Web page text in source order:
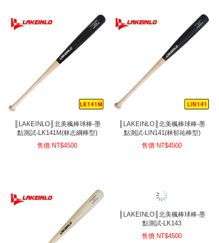
║LAKEINLO║北美楓棒球棒-墨
點測試-LK141M(林志綱棒型)
售價 NT$4500
║LAKEINLO║北美楓棒球棒-墨
點測試-LIN141(林郁祐棒型)
售價 NT$4500
║LAKEINLO║北美楓棒球棒-墨
點測試-LK143
售價 NT$4500